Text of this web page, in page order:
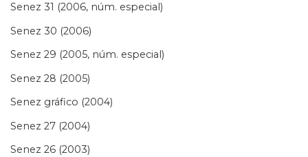
Senez 31 (2006, núm. especial)
Senez 30 (2006)
Senez 29 (2005, núm. especial)
Senez 28 (2005)
Senez gráfico (2004)
Senez 27 (2004)
Senez 26 (2003)